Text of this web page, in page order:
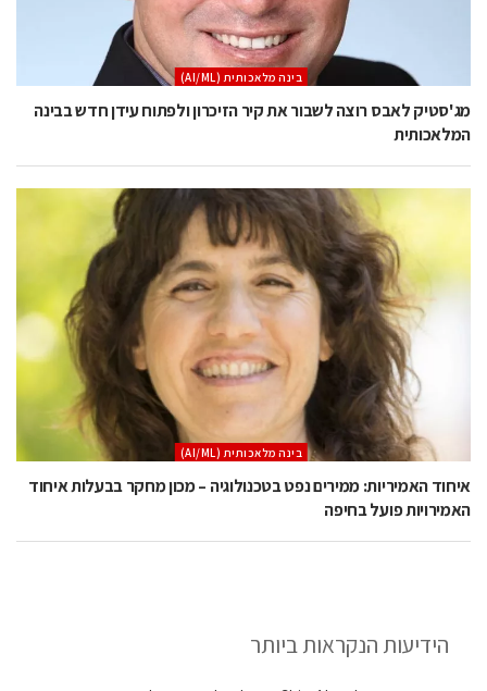
בינה מלאכותית (AI/ML)
מג'סטיק לאבס רוצה לשבור את קיר הזיכרון ולפתוח עידן חדש בבינה
המלאכותית
בינה מלאכותית (AI/ML)
איחוד האמיריות: ממירים נפט בטכנולוגיה – מכון מחקר בבעלות איחוד
האמירויות פועל בחיפה
הידיעות הנקראות ביותר